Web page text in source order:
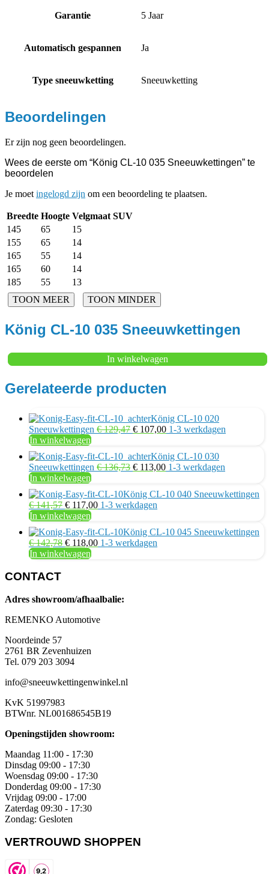
Garantie 5 Jaar
Automatisch gespannen Ja
Type sneeuwketting Sneeuwketting
Beoordelingen
Er zijn nog geen beoordelingen.
Wees de eerste om “König CL-10 035 Sneeuwkettingen” te
beoordelen
Je moet ingelogd zijn om een beoordeling te plaatsen.
Breedte Hoogte Velgmaat SUV
145
65
15
155
65
14
165
55
14
165
60
14
185
55 13
König CL-10 035 Sneeuwkettingen
In winkelwagen
Gerelateerde producten
König CL-10 020
Sneeuwkettingen €129,47 Oorspronkelijke
was:
€ 129,47.
€ 107,00Huidige
is:
€ 107,00.
1-3 werkdagen
In winkelwagen
König CL-10 030
Sneeuwkettingen €136,73 Oorspronkelijke
was:
€ 136,73.
€ 113,00Huidige
is:
€ 113,00.
1-3 werkdagen
In winkelwagen
König CL-10 040 Sneeuwkettingen
€141,57 Oorspronkelijke
prijs
was:
€ 141,57.
€ 117,00Huidige
is:
€ 117,00.
1-3 werkdagen
In winkelwagen
König CL-10 045 Sneeuwkettingen
€142,78 Oorspronkelijke
prijs
€ 118,00Huidige
1-3 werkdagen
In winkelwagen
CONTACT
Adres showroom/afhaalbalie:
REMENKO Automotive
Noordeinde 57
2761 BR Zevenhuizen
Tel. 079 203 3094
info@sneeuwkettingenwinkel.nl
KvK 51997983
BTWnr. NL001686545B19
Openingstijden showroom:
Maandag 11:00 - 17:30
Dinsdag 09:00 - 17:30
Woensdag 09:00 - 17:30
Donderdag 09:00 - 17:30
Vrijdag 09:00 - 17:00
Zaterdag 09:30 - 17:30
Zondag: Gesloten
VERTROUWD SHOPPEN